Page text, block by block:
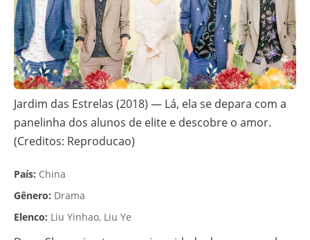
Jardim das Estrelas (2018) — Lá, ela se depara com a
panelinha dos alunos de elite e descobre o amor.
(Creditos: Reproducao)
País: China
Gênero: Drama
Elenco: Liu Yinhao, Liu Ye